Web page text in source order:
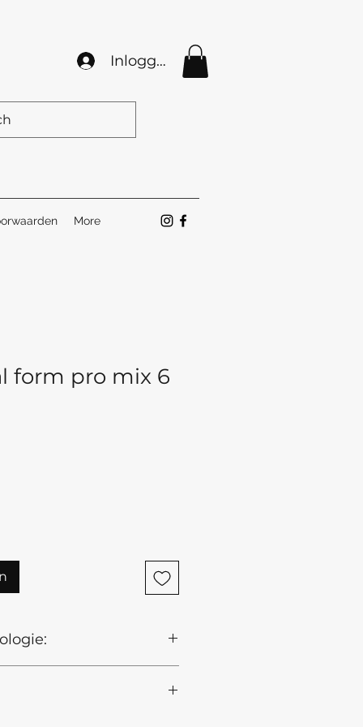
Inloggen
More
form pro mix 6
breng NAILSOFTHEDAY